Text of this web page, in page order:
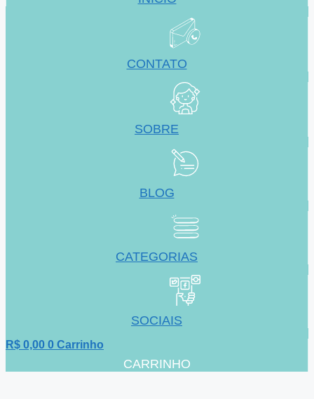
CONTATO
SOBRE
BLOG
CATEGORIAS
SOCIAIS
R$ 0,00 0 Carrinho
CARRINHO